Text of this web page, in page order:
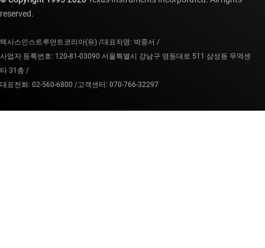
reserved.
텍사스인스트루먼트코리아(유) /대표자명: 박중서 /
사업자 등록번호: 120-81-03090 서울특별시 강남구 영동대로 511 삼성동 무역센
타 31층 /
대표전화: 02-560-6800 /고객센터: 070-766-32297